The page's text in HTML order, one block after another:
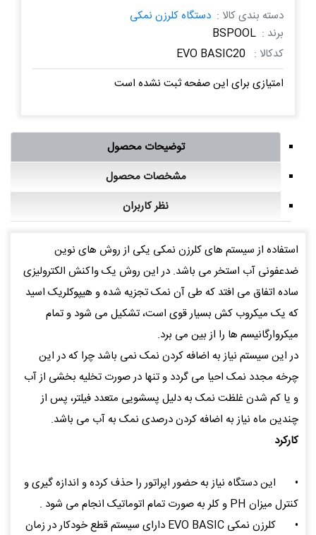
دسته بندی کالا : دستگاه کلرزن نمکی
برند : BSPOOL
کدکالا : EVO BASIC20
امتیازی برای این صفحه ثبت نشده است
توضیحات محصول
مشخصات محصول
نظر کاربران
استفاده از سیستم های کلرزن نمکی یکی از روش های نوین
ضدعفونی آب استخر می باشد. در این روش یک واکنش الکترولیزی
ساده اتفاق می افتد که طی آن نمک تجزیه شده و هیپوکلریک اسید
که یک میکروب کش بسیار قوی است، تشکیل می شود و تمام
میکروارگانیسم ها را از بین می برد.
در این سیستم نیاز به اضافه کردن نمک نمی باشد چرا که در این
چرخه مجدد نمک احیا می گردد و تنها در صورت تخلیه بخشی از آب
و یا کم شدن غلظت نمک به دلیل پسشویی متعدد فیلتر، پس از
چندین ماه نیاز به اضافه کردن درصدی نمک به آب می باشد.
کارکرد
•
این دستگاه نیاز به حضور اپراتور را حذف کرده و اندازه گیری و
کنترل میزان PH و کلر به صورت تمام اتوماتیک انجام می شود .
•
کلرزن نمکی EVO BASIC دارای سیستم قطع خودکار در زمان